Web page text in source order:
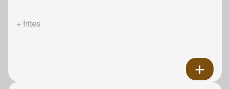
+ frites